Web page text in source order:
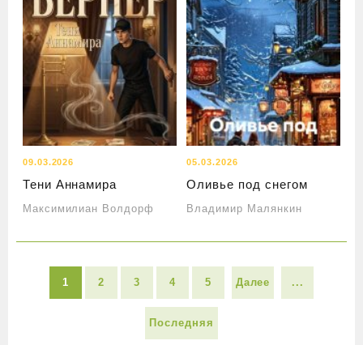
09.03.2026
Тени Аннамира
Максимилиан Волдорф
05.03.2026
Оливье под снегом
Владимир Малянкин
1 2 3 4 5 Далее ...
Последняя